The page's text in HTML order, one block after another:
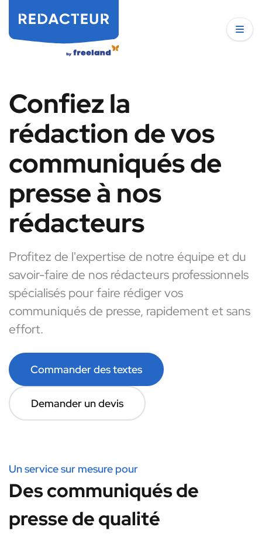
Confiez la
rédaction de vos
communiqués de
presse à nos
rédacteurs
Profitez de l'expertise de notre équipe et du
savoir-faire de nos rédacteurs professionnels
spécialisés pour faire rédiger vos
communiqués de presse, rapidement et sans
effort.
Commander des textes
Demander un devis
Un service sur mesure pour
Des communiqués de
presse de qualité